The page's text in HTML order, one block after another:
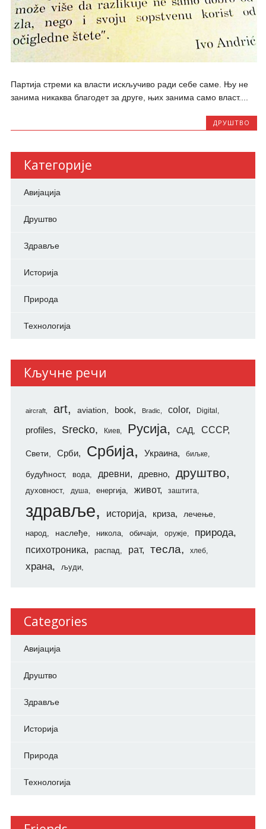
Партија стреми ка власти искључиво ради себе саме. Њу не
занима никаква благодет за друге, њих занима само власт....
ДРУШТВО
Категорије
Авијација
Друштво
Здравље
Историја
Природа
Технологија
Кључне речи
aircraft art aviation book Bradic color Digital
profiles Srecko Киев Русија САД СССР
Свети Срби Србија Украина биљке
будућност вода древни древно друштво
духовност душа енергија живот заштита
здравље историја криза лечење
народ наслеђе никола обичаји оружје природа
психотроника распад рат тесла хлеб
храна људи
Categories
Авијација
Друштво
Здравље
Историја
Природа
Технологија